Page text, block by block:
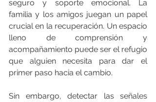
seguro y soporte emocional. La
familia y los amigos juegan un papel
crucial en la recuperación. Un espacio
lleno de comprensión y
acompañamiento puede ser el refugio
que alguien necesita para dar el
primer paso hacia el cambio.
Sin embargo, detectar las señales